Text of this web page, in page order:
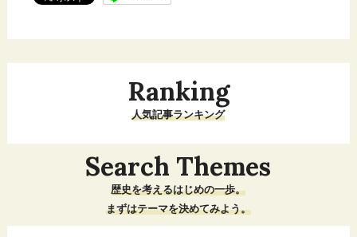
Ranking
人気記事ランキング
Search Themes
歴史を考えるはじめの一歩。
まずはテーマを決めてみよう。